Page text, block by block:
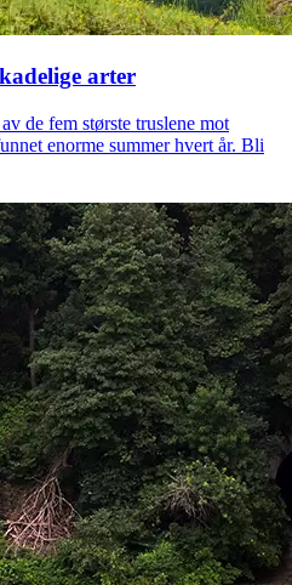
arter
de fem største truslene mot
enorme summer hvert år. Bli